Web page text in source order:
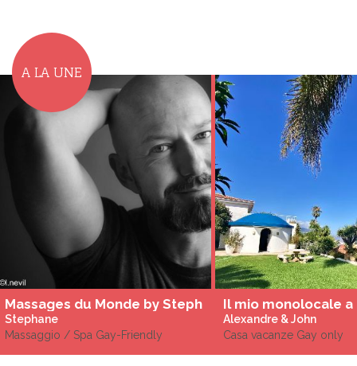
A LA UNE
Massages du Monde by Steph
Stephane
Massaggio / Spa Gay-Friendly
Il mio monolocale
Alexandre & John
Casa vacanze Gay only